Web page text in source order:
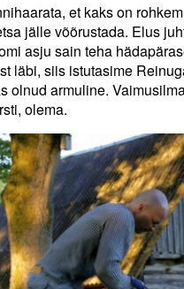
et kaks on
jälle võõrustada. Elus
asju sain teha
läbi, siis istutasime
olnud armuline.
olema.